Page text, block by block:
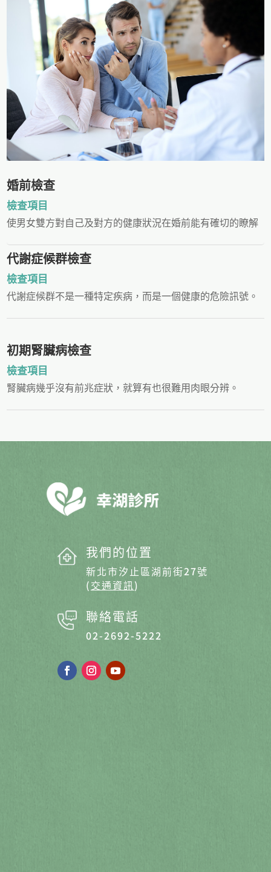
婚前檢查
檢查項目
使男女雙方對自己及對方的健康狀況在婚前能有確切的瞭解
代謝症候群檢查
檢查項目
代謝症候群不是一種特定疾病，而是一個健康的危險訊號。
初期腎臟病檢查
檢查項目
腎臟病幾乎沒有前兆症狀，就算有也很難用肉眼分辨。
我們的位置
新北市汐止區湖前街27號
(交通資訊)
聯絡電話
02-2692-5222